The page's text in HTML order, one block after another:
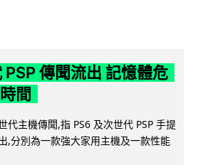
PSP 傳聞流出 記憶體危
間
代主機傳聞,指 PS6 及次世代 PSP 手提
,分別為一款強大家用主機及一款性能